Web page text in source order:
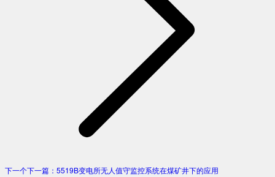
下一个下一篇： 5519B变电所无人值守监控系统在煤矿井下的应用